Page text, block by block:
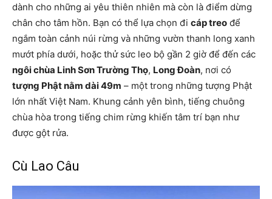
dành cho những ai yêu thiên nhiên mà còn là điểm dừng
chân cho tâm hồn. Bạn có thể lựa chọn đi cáp treo để
ngắm toàn cảnh núi rừng và những vườn thanh long xanh
mướt phía dưới, hoặc thử sức leo bộ gần 2 giờ để đến các
ngôi chùa Linh Sơn Trường Thọ, Long Đoàn, nơi có
tượng Phật nằm dài 49m – một trong những tượng Phật
lớn nhất Việt Nam. Khung cảnh yên bình, tiếng chuông
chùa hòa trong tiếng chim rừng khiến tâm trí bạn như
được gột rửa.
Cù Lao Câu